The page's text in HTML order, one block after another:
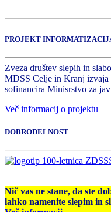
PROJEKT
Zveza društev slepih in
MDSS Celje in Kranj izvaja
sofinancira Minisrstvo za
Več informacij o projektu
DOBRODELNOST
Nič vas ne stane, da ste
lahko namenite slepim in